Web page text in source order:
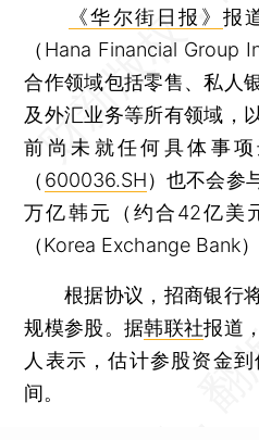
《华尔街日报》 报
（Hana Financial Group
合作领域包括零售、私人
及外汇业务等所有领域，
前尚未就任何具体事
（ 600036.SH）也不会参
万亿韩元（约合42亿美
（Korea Exchange Bank
根据协议，招商银行将
规模参股。据韩联社报道
人表示，估计参股资金
间。